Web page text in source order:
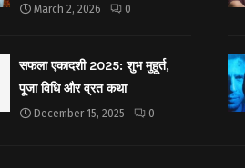
March 2, 2026 0
सफला एकादशी 2025: शुभ मुहूर्त,
पूजा विधि और व्रत कथा
December 15, 2025 0